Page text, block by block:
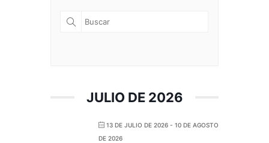
JULIO DE 2026
13 DE JULIO DE 2026 - 10 DE AGOSTO
DE 2026